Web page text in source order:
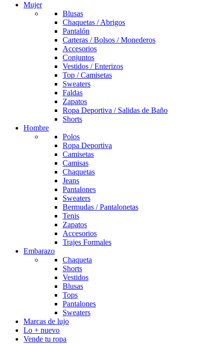
Mujer
Blusas
Chaquetas / Abrigos
Pantalón
Carteras / Bolsos / Monederos
Accesorios
Conjuntos
Vestidos / Enterizos
Top / Camisetas
Sweaters
Faldas
Zapatos
Ropa Deportiva / Salidas de Baño
Shorts
Hombre
Polos
Ropa Deportiva
Camisetas
Camisas
Chaquetas
Jeans
Pantalones
Sweaters
Bermudas / Pantalonetas
Tenis
Zapatos
Accesorios
Trajes Formales
Embarazo
Chaqueta
Shorts
Vestidos
Blusas
Tops
Pantalones
Sweaters
Marcas de lujo
Lo + nuevo
Vende tu ropa